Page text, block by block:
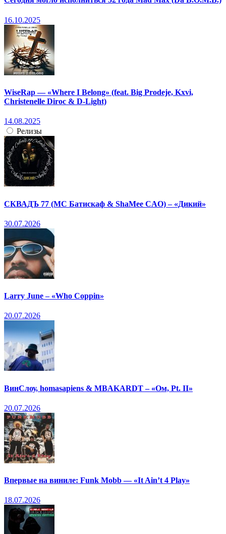
16.10.2025
WiseRap — «Where I Belong» (feat. Big Prodeje, Kxvi,
Christenelle Diroc & D-Light)
14.08.2025
Релизы
СКВАДЪ 77 (МС Батискаф & ShaMee CAO) – «Дикий»
30.07.2026
Larry June – «Who Coppin»
20.07.2026
ВинСлоу, homasapiens & MBAKARDT – «Ом, Pt. II»
20.07.2026
Впервые на виниле: Funk Mobb — «It Ain’t 4 Play»
18.07.2026